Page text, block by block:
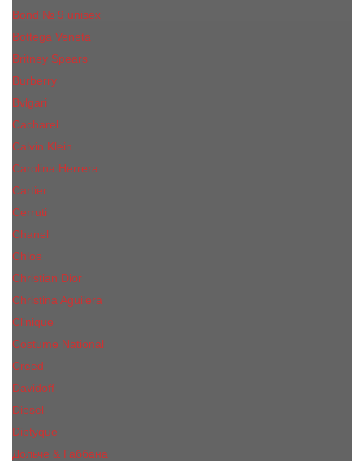
Bond № 9 unisex
Bottega Veneta
Britney Spears
Burberry
Bvlgari
Cacharel
Calvin Klein
Carolina Herrera
Cartier
Cerruti
Сhanеl
Chloe
Christian Dior
Christina Aguilera
Сliniquе
Costume National
Creed
Davidoff
Diesel
Diptyque
Дольче & Габбана